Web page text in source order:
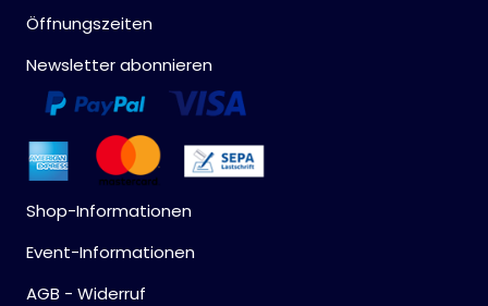
Öffnungszeiten
Newsletter abonnieren
Shop-Informationen
Event-Informationen
AGB - Widerruf